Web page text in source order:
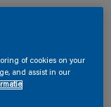
of cookies on your
and assist in our